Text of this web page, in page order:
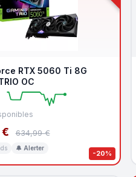
-20%
RTX 5060 Ti 8G
OC
634,99 €
🔔 Alerter